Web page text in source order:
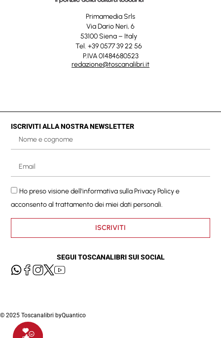
Primamedia Srls
Via Dario Neri, 6
53100 Siena – Italy
Tel. +39 0577 39 22 56
P.IVA 01484680523
redazione@toscanalibri.it
ISCRIVITI ALLA NOSTRA NEWSLETTER
Ho preso visione dell'informativa sullaPrivacy Policye
acconsento al trattamento dei miei dati personali.
ISCRIVITI
SEGUI TOSCANALIBRI SUI SOCIAL
© 2025 Toscanalibri byQuantico